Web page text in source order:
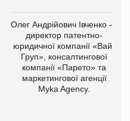
Олег Андрійович Івченко —
директор патентно-
юридичної компанії «Вайз
Груп», консалтингової
компанії «Парето» та
маркетингової агенції
Myka Agency.